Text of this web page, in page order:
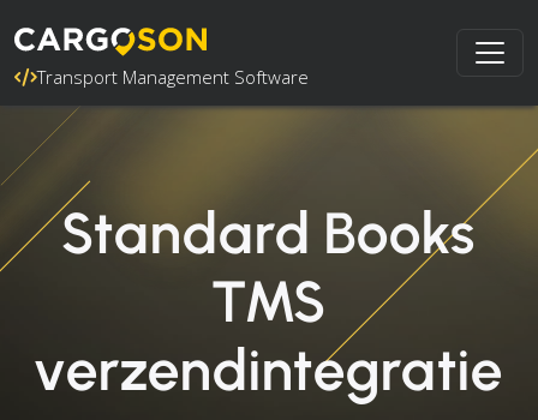
Transport Management Software
Standard Books
TMS
verzendintegratie